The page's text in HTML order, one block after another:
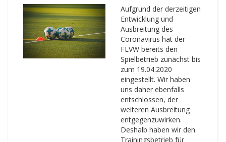
Aufgrund der derzeitigen
Entwicklung und
Ausbreitung des
Coronavirus hat der
FLVW bereits den
Spielbetrieb zunächst bis
zum 19.04.2020
eingestellt. Wir haben
uns daher ebenfalls
entschlossen, der
weiteren Ausbreitung
entgegenzuwirken.
Deshalb haben wir den
Trainingsbetrieb für